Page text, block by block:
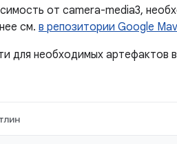
от camera-media3,
см. в репозитории Google
для необходимых артефактов